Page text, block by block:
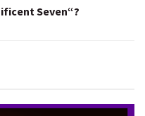
Seven“?